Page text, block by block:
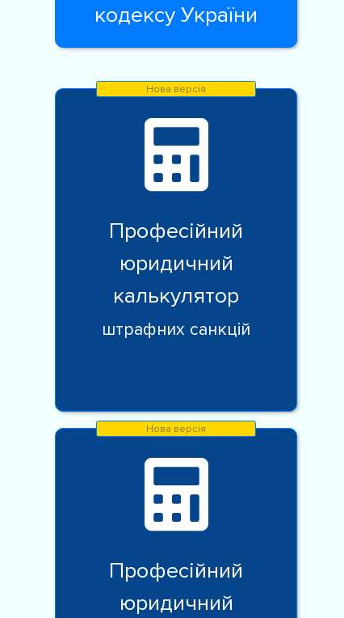
кодексу України
Професійний
юридичний
калькулятор
штрафних санкцій
Професійний
юридичний